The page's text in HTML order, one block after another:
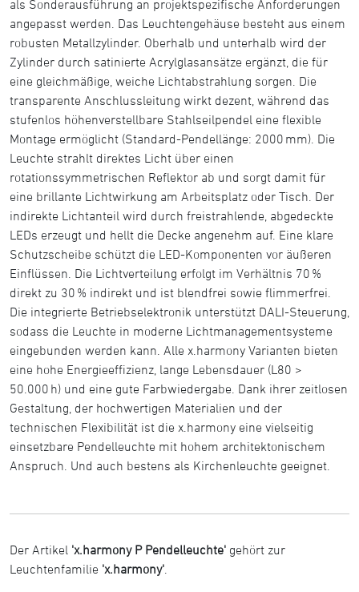
als Sonderausführung an projektspezifische Anforderungen
angepasst werden. Das Leuchtengehäuse besteht aus einem
robusten Metallzylinder. Oberhalb und unterhalb wird der
Zylinder durch satinierte Acrylglasansätze ergänzt, die für
eine gleichmäßige, weiche Lichtabstrahlung sorgen. Die
transparente Anschlussleitung wirkt dezent, während das
stufenlos höhenverstellbare Stahlseilpendel eine flexible
Montage ermöglicht (Standard-Pendellänge: 2000 mm). Die
Leuchte strahlt direktes Licht über einen
rotationssymmetrischen Reflektor ab und sorgt damit für
eine brillante Lichtwirkung am Arbeitsplatz oder Tisch. Der
indirekte Lichtanteil wird durch freistrahlende, abgedeckte
LEDs erzeugt und hellt die Decke angenehm auf. Eine klare
Schutzscheibe schützt die LED-Komponenten vor äußeren
Einflüssen. Die Lichtverteilung erfolgt im Verhältnis 70 %
direkt zu 30 % indirekt und ist blendfrei sowie flimmerfrei.
Die integrierte Betriebselektronik unterstützt DALI-Steuerung,
sodass die Leuchte in moderne Lichtmanagementsysteme
eingebunden werden kann. Alle x.harmony Varianten bieten
eine hohe Energieeffizienz, lange Lebensdauer (L80 >
50.000 h) und eine gute Farbwiedergabe. Dank ihrer zeitlosen
Gestaltung, der hochwertigen Materialien und der
technischen Flexibilität ist die x.harmony eine vielseitig
einsetzbare Pendelleuchte mit hohem architektonischem
Anspruch. Und auch bestens als Kirchenleuchte geeignet.
Der Artikel 'x.harmony P Pendelleuchte' gehört zur
Leuchtenfamilie 'x.harmony'